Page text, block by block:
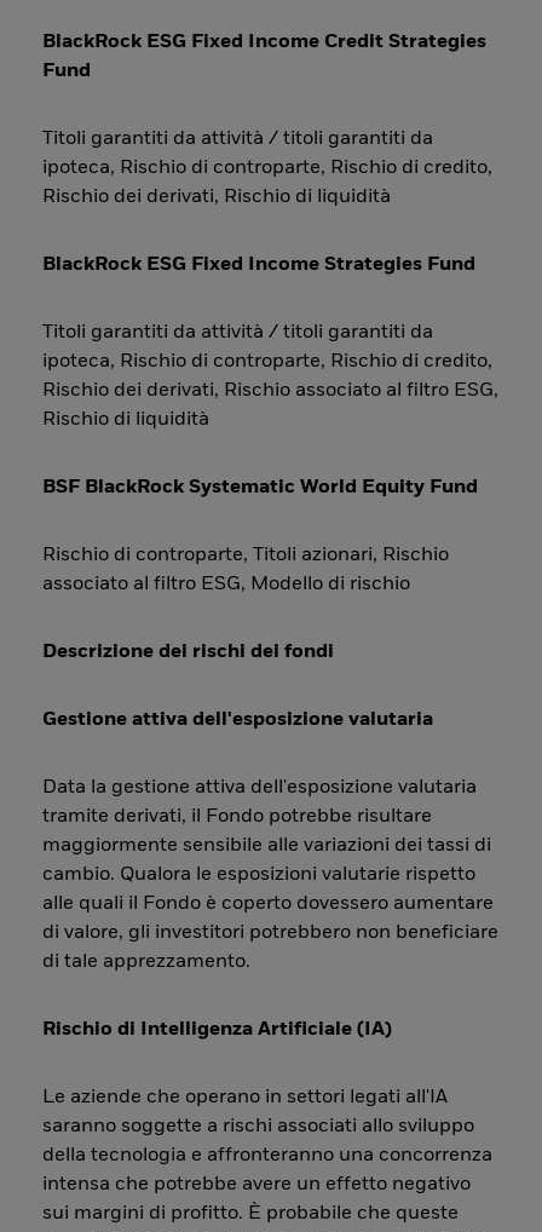
BlackRock ESG Fixed Income Credit Strategies
Fund
Titoli garantiti da attività / titoli garantiti da
ipoteca, Rischio di controparte, Rischio di credito,
Rischio dei derivati, Rischio di liquidità
BlackRock ESG Fixed Income Strategies Fund
Titoli garantiti da attività / titoli garantiti da
ipoteca, Rischio di controparte, Rischio di credito,
Rischio dei derivati, Rischio associato al filtro ESG,
Rischio di liquidità
BSF BlackRock Systematic World Equity Fund
Rischio di controparte, Titoli azionari, Rischio
associato al filtro ESG, Modello di rischio
Descrizione dei rischi dei fondi
Gestione attiva dell'esposizione valutaria
Data la gestione attiva dell'esposizione valutaria
tramite derivati, il Fondo potrebbe risultare
maggiormente sensibile alle variazioni dei tassi di
cambio. Qualora le esposizioni valutarie rispetto
alle quali il Fondo è coperto dovessero aumentare
di valore, gli investitori potrebbero non beneficiare
di tale apprezzamento.
Rischio di Intelligenza Artificiale (IA)
Le aziende che operano in settori legati all'IA
saranno soggette a rischi associati allo sviluppo
della tecnologia e affronteranno una concorrenza
intensa che potrebbe avere un effetto negativo
sui margini di profitto. È probabile che queste